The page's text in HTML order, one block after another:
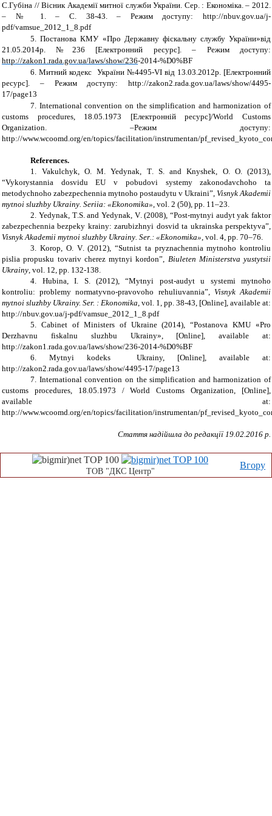
С.Губіна // Вісник Академії митної служби України. Сер. : Економіка. – 2012.
– №
1. – С. 38-43. – Режим доступу: http://nbuv.gov.ua/j-
pdf/vamsue_2012_1_8.pdf
5. Постанова КМУ «Про Державну фіскальну службу України»від
21.05.2014р. № 236 [Електронний ресурс]. – Режим доступу:
http://zakon1.rada.gov.ua/laws/show/236-2014-%D0%BF
6. Митний кодекс України №4495-VI від 13.03.2012р. [Електронний
ресурс]. – Режим доступу: http://zakon2.rada.gov.ua/laws/show/4495-
17/page13
7. International convention on the simplification and harmonization of
customs procedures, 18.05.1973
[Електронній ресурс]/World Customs
Organization. –Режим доступу:
http://www.wcoomd.org/en/topics/facilitation/instrumentan/
References.
1. Vakulchyk, O.M.Yedynak, T. S.andKnyshek, O. O. (2013),
“Vykorystannia dosvidu EU v pobudovi systemy zakonodavchoho ta
metodychnoho zabezpechennia mytnoho postaudytu v Ukraini”, Visnyk Akademii
mytnoi sluzhby Ukrainy. Seriia: «Ekonomika», vol. 2 (50), pp. 11–23.
2. Yedynak, T.S.andYedynak, V. (2008), “Post-mytnyi audyt yak faktor
zabezpechennia bezpeky krainy:zarubizhnyi dosvid ta ukrainska perspektyva”,
Visnyk Akademii mytnoi sluzhby Ukrainy. Ser.: «Ekonomika», vol. 4, pp. 70–76.
3.Korop, O. V. (2012), “Sutnist ta pryznachennia mytnoho kontroliu
pislia propusku tovariv cherez mytnyi kordon”, Biuleten Ministerstva yustytsii
Ukrainy, vol. 12, pp. 132-138.
4. Hubina, I. S. (2012), “Mytnyi post-audyt u systemi mytnoho
kontroliu: problemy normatyvno-pravovoho rehuliuvannia”, Visnyk Akademii
mytnoi sluzhby Ukrainy. Ser. : Ekonomika, vol. 1, pp. 38-43, [Online], available at:
http://nbuv.gov.ua/j-pdf/vamsue_2012_1_8.pdf
5. Cabinet of Ministers of Ukraine (2014), “Postanova KMU «Pro
Derzhavnu fiskalnu sluzhbu Ukrainy», [Online], available at:
http://zakon1.rada.gov.ua/laws/show/236-2014-%D0%BF
6. Mytnyi kodeks Ukrainy, [Online], available at:
http://zakon2.rada.gov.ua/laws/show/4495-17/page13
7. International convention on the simplification and harmonization of
customs procedures, 18.05.1973 / World Customs Organization, [Online],
available at:
http://www.wcoomd.org/en/topics/facilitation/instrumentan/
Стаття надійшла до редакції 19.02.2016 р.
Вгору
ТОВ "ДКС Центр"